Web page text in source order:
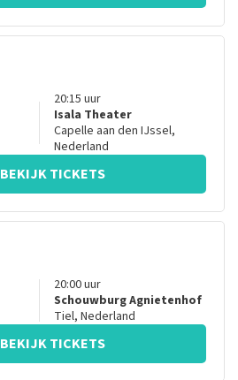
20:15 uur
Isala Theater
Capelle aan den IJssel,
Nederland
BEKIJK TICKETS
20:00uur
Schouwburg Agnietenhof
Tiel, Nederland
BEKIJK TICKETS